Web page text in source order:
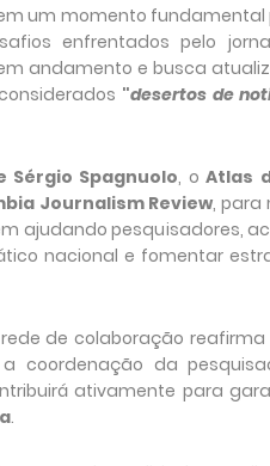
um momento
enfrentados pelo
andamento e busca
"desertos de
Sérgio Spagnuolo, oAtlas
Journalism Review, para
ajudando pesquisadores,
nacional e fomentar
de colaboração
coordenação da
ativamente para
.